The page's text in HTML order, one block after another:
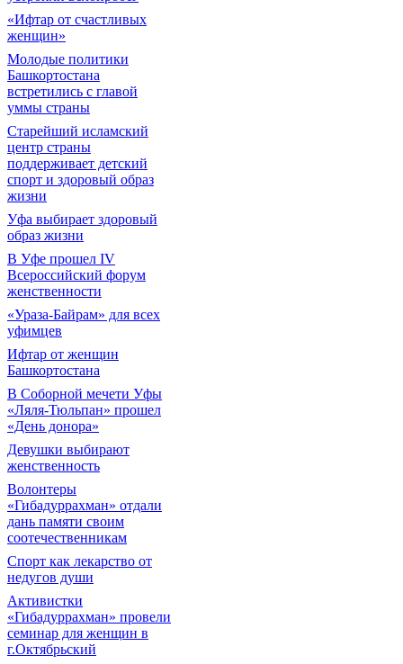
«Ифтар от счастливых
женщин»
Молодые политики
Башкортостана
встретились с главой
уммы страны
Старейший исламский
центр страны
поддерживает детский
спорт и здоровый образ
жизни
Уфа выбирает здоровый
образ жизни
В Уфе прошел IV
Всероссийский форум
женственности
«Ураза-Байрам» для всех
уфимцев
Ифтар от женщин
Башкортостана
В Соборной мечети Уфы
«Ляля-Тюльпан» прошел
«День донора»
Девушки выбирают
женственность
Волонтеры
«Гибадуррахман» отдали
дань памяти своим
соотечественникам
Спорт как лекарство от
недугов души
Активистки
«Гибадуррахман» провели
семинар для женщин в
г.Октябрьский